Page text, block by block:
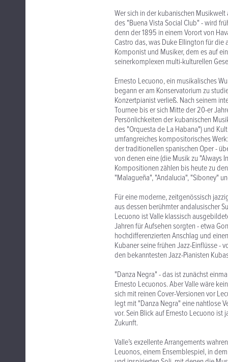
Wer sich in der kubanischen
des "Buena Vista Social Club" - wird
denn der 1895 in einem Vorort von
Castro das, was Duke Ellington für
Komponist und Musiker, dem es auf
seinerkomplexen multi-kulturellen
Ernesto Lecuono, ein musikalisches
begann er am Konservatorium zu
Konzertpianist verließ. Nach seinem
Tournee bis er sich Mitte der 20-er
Persönlichkeiten der kubanischen
des "Orquesta de La Habana") und
umfangreiches kompositorisches
der traditionellen spanischen Oper -
von denen eine (die Musik zu "Always
Kompositionen zählen bis heute zu
"Malagueña", "Andalucia", "Siboney"
Für eine moderne, zeitgenössisch
aus dessen berühmter andalusischer
Lecuono ist Valle klassisch
Jahren für Aufsehen sorgten - etwa
hochdifferenzierten Anschlag und
Kubaner seine frühen Jazz-Einflüsse -
den bekanntesten Jazz-Pianisten
"Danza Negra" - das ist zunächst
Ernesto Lecuonos. Aber Valle wäre
sich mit reinen Cover-Versionen vor
legt mit "Danza Negra" eine nahtlose
vor. Sein Blick auf Ernesto Lecuono
Zukunft.
Valle’s exzellente Arrangements
Leuonos, einem Ensemblespiel, in